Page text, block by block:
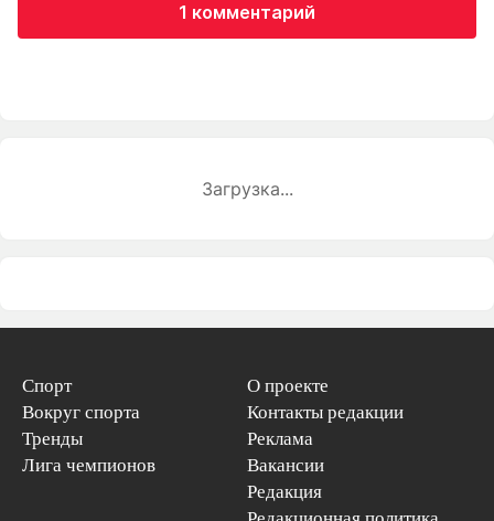
1 комментарий
Загрузка...
Спорт
Вокруг спорта
Тренды
Лига чемпионов
О проекте
Контакты редакции
Реклама
Вакансии
Редакция